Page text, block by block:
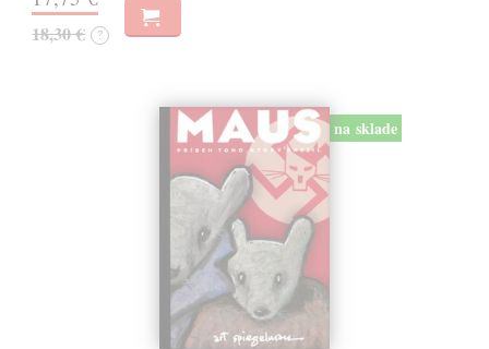
18,30 € ?
na sklade